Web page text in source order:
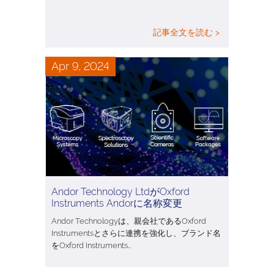
記事全文を読む >
Apr 9, 2024
Andor Technology LtdがOxford
Instruments Andorに名称変更
Andor Technologyは、親会社であるOxford
Instrumentsとさらに連携を強化し、ブランド名
をOxford Instruments…